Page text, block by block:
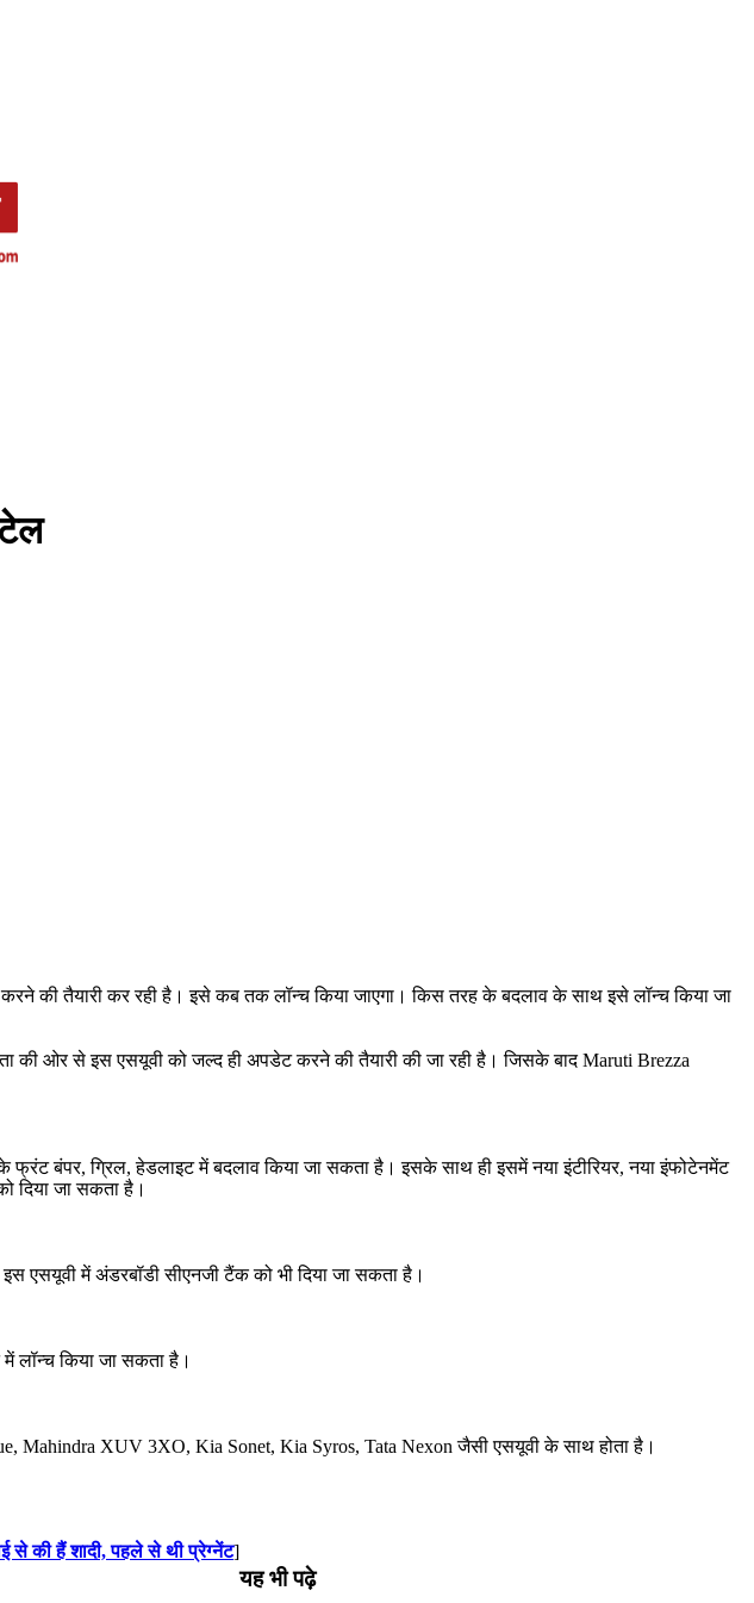
की तैयारी कर रही है। इसे कब तक लॉन्च किया जाएगा। किस तरह के बदलाव के साथ इसे लॉन्च किया जा
की ओर से इस एसयूवी को जल्द ही अपडेट करने की तैयारी की जा रही है। जिसके बाद Maruti Brezza
फ्रंट बंपर, ग्रिल, हेडलाइट में बदलाव किया जा सकता है। इसके साथ ही इसमें नया इंटीरियर, नया इंफोटेनमेंट
दिया जा सकता है।
एसयूवी में अंडरबॉडी सीएनजी टैंक को भी दिया जा सकता है।
लॉन्च किया जा सकता है।
Mahindra XUV 3XO, Kia Sonet, Kia Syros, Tata Nexon जैसी एसयूवी के साथ होता है।
से की हैं शादी, पहले से थी प्रेग्नेंट]
यह भी पढ़े